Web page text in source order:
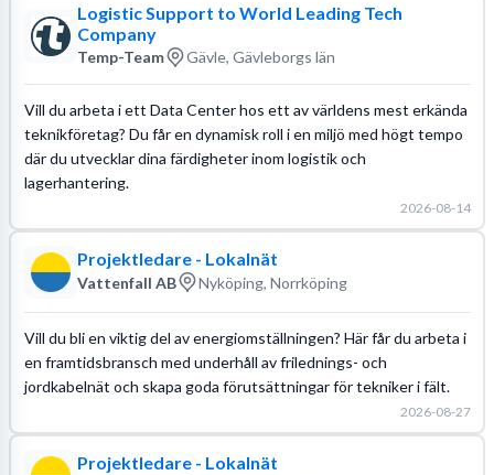
Logistic Support to World Leading Tech
Company
Temp-Team Gävle, Gävleborgs län
Vill du arbeta i ett Data Center hos ett av världens mest erkända
teknikföretag? Du får en dynamisk roll i en miljö med högt tempo
där du utvecklar dina färdigheter inom logistik och
lagerhantering.
2026-08-14
Projektledare - Lokalnät
Vattenfall AB Nyköping, Norrköping
Vill du bli en viktig del av energiomställningen? Här får du arbeta i
en framtidsbransch med underhåll av frilednings- och
jordkabelnät och skapa goda förutsättningar för tekniker i fält.
2026-08-27
Projektledare - Lokalnät